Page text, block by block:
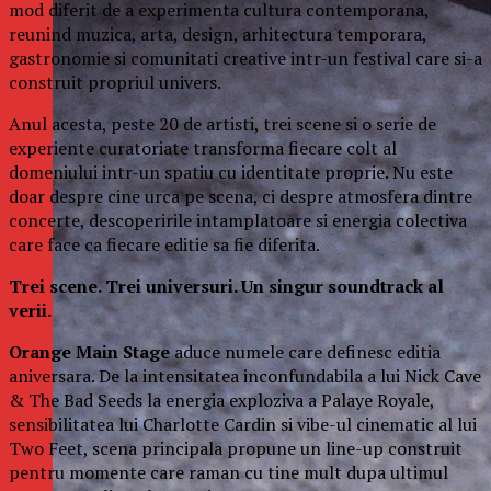
mod diferit de a experimenta cultura contemporana,
reunind muzica, arta, design, arhitectura temporara,
gastronomie si comunitati creative intr-un festival care si-a
construit propriul univers.
Anul acesta, peste 20 de artisti, trei scene si o serie de
experiente curatoriate transforma fiecare colt al
domeniului intr-un spatiu cu identitate proprie. Nu este
doar despre cine urca pe scena, ci despre atmosfera dintre
concerte, descoperirile intamplatoare si energia colectiva
care face ca fiecare editie sa fie diferita.
Trei scene. Trei universuri. Un singur soundtrack al
verii.
Orange Main Stageaduce numele care definesc editia
aniversara. De la intensitatea inconfundabila a lui Nick Cave
& The Bad Seeds la energia exploziva a Palaye Royale,
sensibilitatea lui Charlotte Cardin si vibe-ul cinematic al lui
Two Feet, scena principala propune un line-up construit
pentru momente care raman cu tine mult dupa ultimul